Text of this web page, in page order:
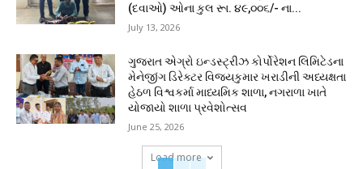
(દવાઓ) ઓના કુલ રૂા. ૪૯,૦૦૬/- ના...
July 13, 2026
ગુજરાત એગ્રો ઇન્ડસ્ટ્રીઝ કોર્પોરેશન લિમિટેડના
મેનેજીંગ ડિરેક્ટર વિજયકુમાર ખરાડીની અધ્યક્ષતા
હેઠળ વિશ્વકર્મા માધ્યમિક શાળા, નગરાળા ખાતે
યોજાયો શાળા પ્રવેશોત્સવ
June 25, 2026
Load more